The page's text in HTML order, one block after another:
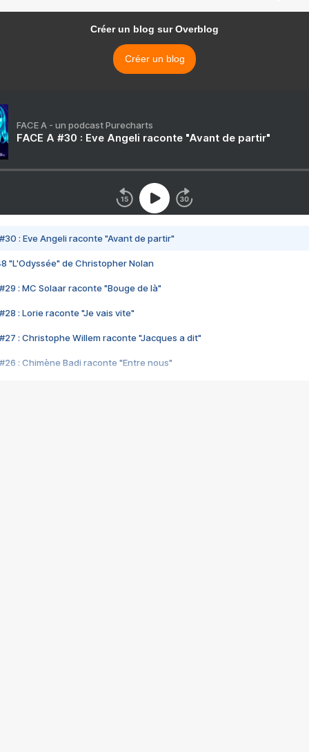
Créer un blog sur Overblog
Créer un blog
FACE A - un podcast Purecharts
FACE A #30 : Eve Angeli raconte "Avant de partir"
#30 : Eve Angeli raconte "Avant de partir"
"L'Odyssée" de Christopher Nolan
#29 : MC Solaar raconte "Bouge de là"
#28 : Lorie raconte "Je vais vite"
#27 : Christophe Willem raconte "Jacques a dit"
#26 : Chimène Badi raconte "Entre nous"